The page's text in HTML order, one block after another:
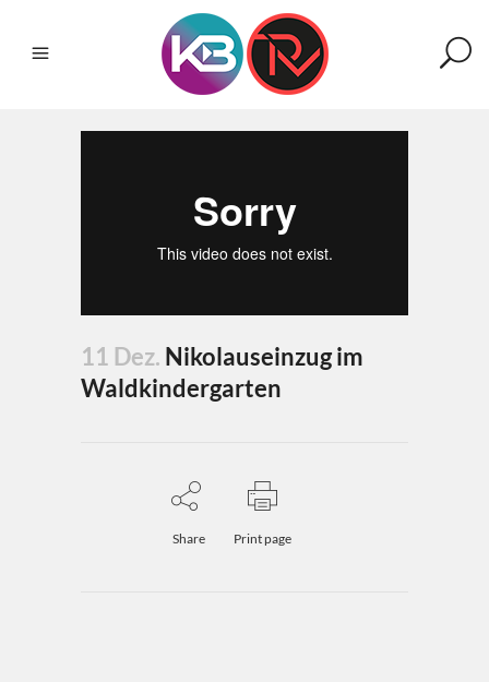
11 Dez. Nikolauseinzug im
Waldkindergarten
Share Print page